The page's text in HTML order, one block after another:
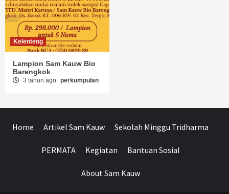
Kelenteng
Lampion Sam Kauw Bio
Barengkok
3 tahun ago perkumpulan
Home Artikel Sam Kauw Sekolah Minggu Tridharma
PERMATA Kegiatan Bantuan Sosial
About Sam Kauw